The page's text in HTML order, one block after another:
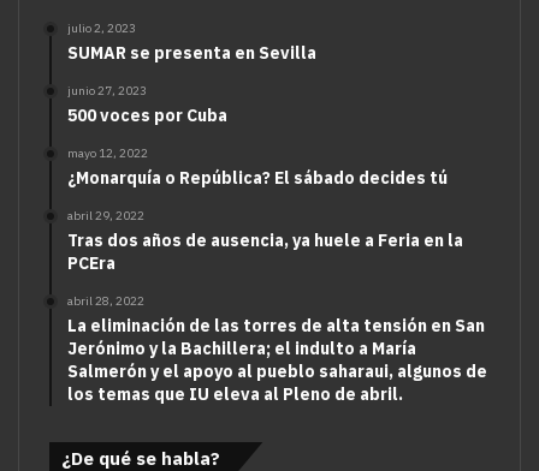
julio 2, 2023
SUMAR se presenta en Sevilla
junio 27, 2023
500 voces por Cuba
mayo 12, 2022
¿Monarquía o República? El sábado decides tú
abril 29, 2022
Tras dos años de ausencia, ya huele a Feria en la
PCEra
abril 28, 2022
La eliminación de las torres de alta tensión en San
Jerónimo y la Bachillera; el indulto a María
Salmerón y el apoyo al pueblo saharaui, algunos de
los temas que IU eleva al Pleno de abril.
¿De qué se habla?